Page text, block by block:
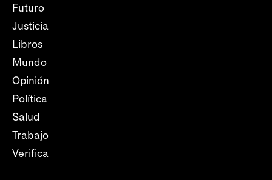
Futuro
Justicia
Libros
Mundo
Opinión
Política
Salud
Trabajo
Verifica